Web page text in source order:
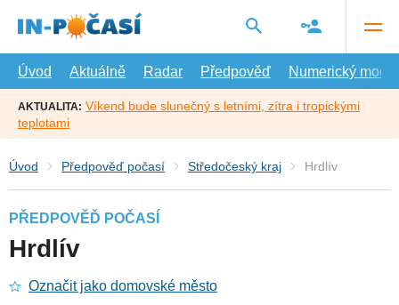
hlavní
Úvod
Aktuálně Radar Předpověď Numerický model
AKTUALITA: Víkend bude slunečný s letními, zítra i tropickými
teplotami
Úvod Předpověď počasí Středočeský kraj Hrdlív
PŘEDPOVĚĎ POČASÍ
Hrdlív
Označit jako domovské město